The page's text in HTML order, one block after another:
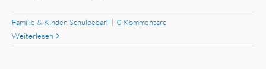
Familie & Kinder, Schulbedarf | 0 Kommentare
Weiterlesen